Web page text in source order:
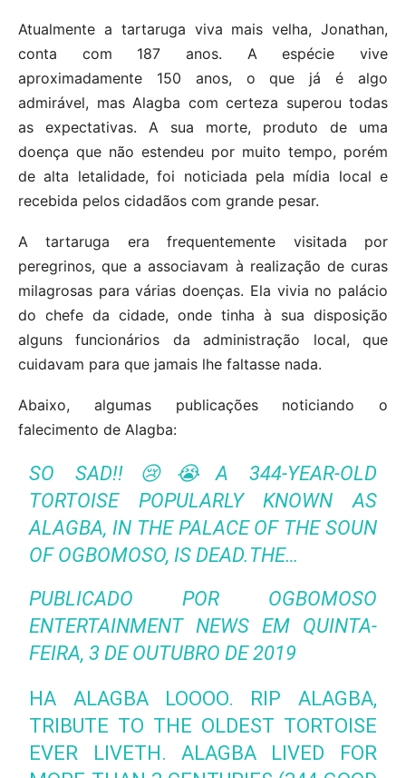
Atualmente a tartaruga viva mais velha, Jonathan,
conta com 187 anos. A espécie vive
aproximadamente 150 anos, o que já é algo
admirável, mas Alagba com certeza superou todas
as expectativas. A sua morte, produto de uma
doença que não estendeu por muito tempo, porém
de alta letalidade, foi noticiada pela mídia local e
recebida pelos cidadãos com grande pesar.
A tartaruga era frequentemente visitada por
peregrinos, que a associavam à realização de curas
milagrosas para várias doenças. Ela vivia no palácio
do chefe da cidade, onde tinha à sua disposição
alguns funcionários da administração local, que
cuidavam para que jamais lhe faltasse nada.
Abaixo, algumas publicações noticiando o
falecimento de Alagba:
SO SAD!!😢😭A 344-YEAR-OLD
TORTOISE POPULARLY KNOWN AS
ALAGBA, IN THE PALACE OF THE SOUN
OF OGBOMOSO, IS DEAD.THE…
PUBLICADO POR OGBOMOSO
ENTERTAINMENT NEWS EM QUINTA-
FEIRA, 3 DE OUTUBRO DE 2019
HA ALAGBA LOOOO. RIP ALAGBA,
TRIBUTE TO THE OLDEST TORTOISE
EVER LIVETH. ALAGBA LIVED FOR